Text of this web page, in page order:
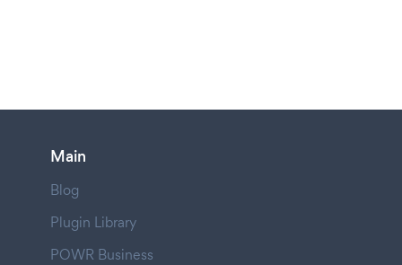
Main
Blog
Plugin Library
POWR Business